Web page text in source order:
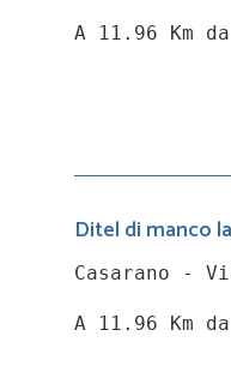
A 11.96 Km
Ditel di manco
Casarano -
A 11.96 Km